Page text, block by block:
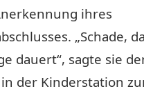
ihres
„Schade,
dauert“, sagte sie
der Kinderstation